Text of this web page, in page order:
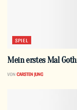
SPIEL
Mein erstes Mal
VON CARSTEN JUNG